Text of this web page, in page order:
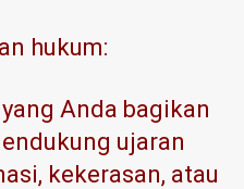
hukum:
Anda bagikan
ujaran
kekerasan, atau